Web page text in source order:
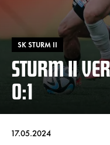
SK STURM II
STURM II
0:1
17.05.2024